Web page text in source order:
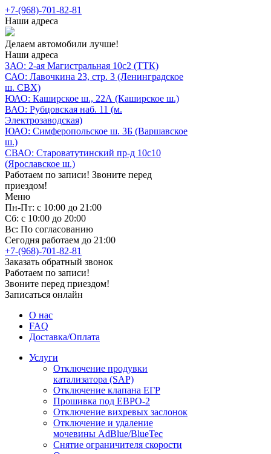
+7-(968)-701-82-81
Наши адреса
Делаем автомобили лучше!
Наши адреса
ЗАО: 2-ая Магистральная 10с2 (ТТК)
САО: Лавочкина 23, стр. 3 (Ленинградское
ш. СВХ)
ЮАО: Каширское ш., 22А (Каширское ш.)
ВАО: Рубцовская наб. 11 (м.
Электрозаводская)
ЮАО: Симферопольское ш. 3Б (Варшавское
ш.)
СВАО: Староватутинский пр-д 10с10
(Ярославское ш.)
Работаем по записи! Звоните перед
приездом!
Меню
Пн-Пт: с 10:00 до 21:00
Сб: с 10:00 до 20:00
Вс: По согласованию
Сегодня работаем до 21:00
+7-(968)-701-82-81
Заказать обратный звонок
Работаем по записи!
Звоните перед приездом!
Записаться онлайн
О нас
FAQ
Доставка/Оплата
Услуги
Отключение продувки
катализатора (SAP)
Отключение клапана ЕГР
Прошивка под ЕВРО-2
Отключение вихревых заслонок
Отключение и удаление
мочевины AdBlue/BlueTec
Снятие ограничителя скорости